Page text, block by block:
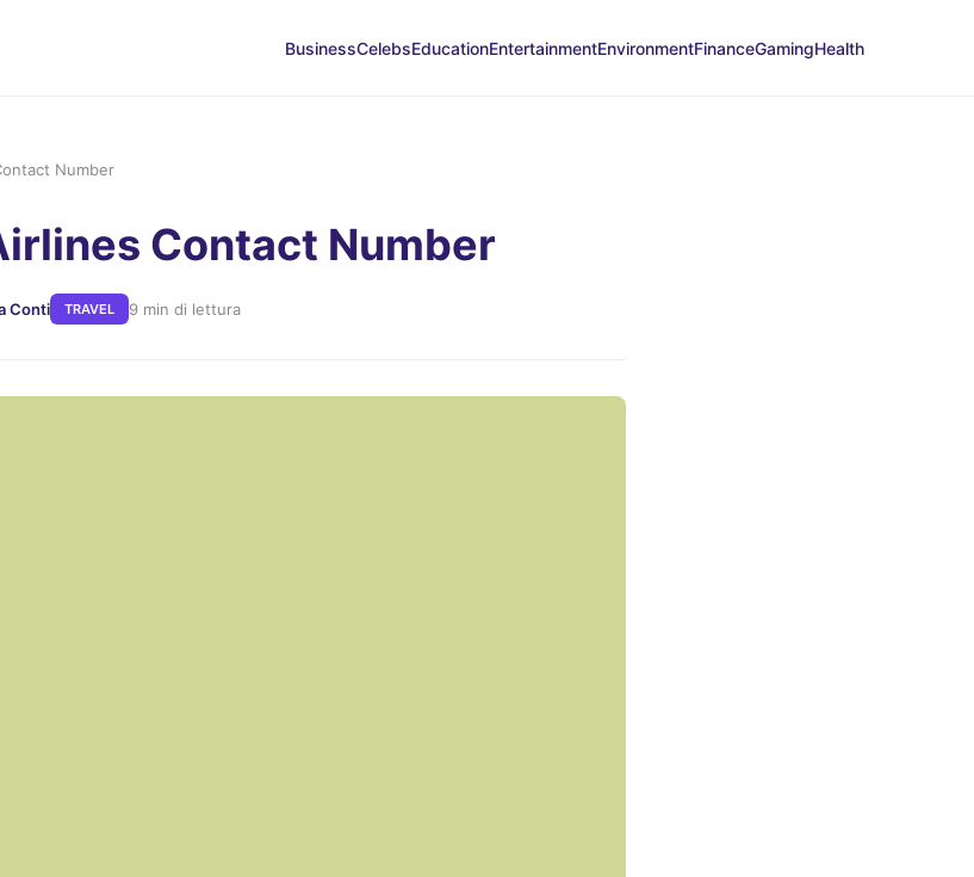
BusinessCelebsEducationEntertainmentEnvironmentFinanceGamingHealth
Number
Contact Number
Conti TRAVEL 9 min di lettura